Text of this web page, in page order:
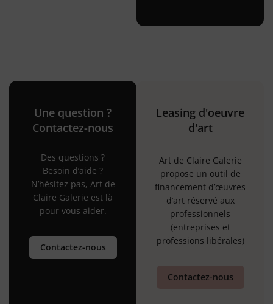
Une question ?
Contactez-nous
Des questions ?
Besoin d’aide ?
N’hésitez pas, Art de
Claire Galerie est là
pour vous aider.
Contactez-nous
Leasing d'oeuvre
d'art
Art de Claire Galerie
propose un outil de
financement d’œuvres
d’art réservé aux
professionnels
(entreprises et
professions libérales)
Contactez-nous